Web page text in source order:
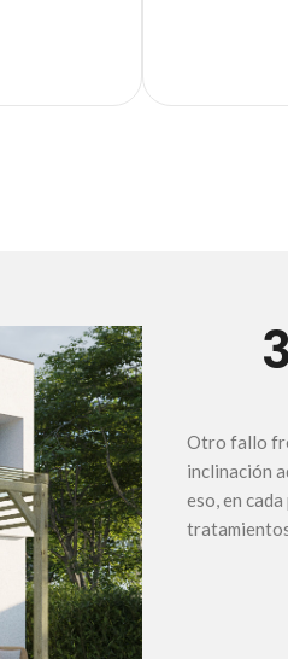
Otro fallo
inclinación
eso, en